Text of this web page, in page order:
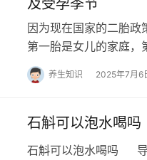
因为现在国家的二胎政
第一胎是女儿的家庭，
道受孕生男孩的三个最
养生知识 2025年7月6
石斛可以泡水喝吗
石斛可以泡水喝吗 导